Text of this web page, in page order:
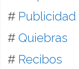
#
# Quiebras
# Recibos